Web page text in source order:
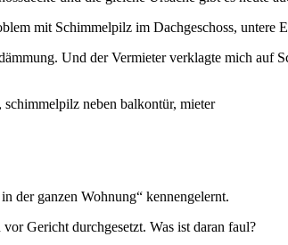
mit Schimmelpilz im Dachgeschoss, untere
Und der Vermieter verklagte mich auf
der ganzen Wohnung“ kennengelernt.
Gericht durchgesetzt. Was ist daran faul?